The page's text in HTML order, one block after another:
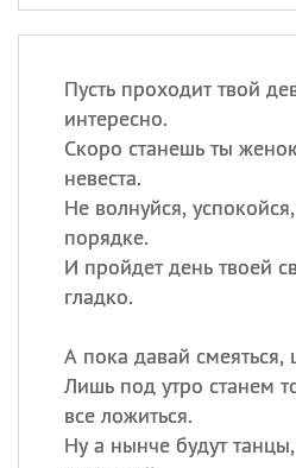
Пусть проходит твой
интересно.
Скоро станешь ты
невеста.
Не волнуйся,
порядке.
И пройдет день твоей
гладко.
А пока давай смеяться,
Лишь под утро станем
все ложиться.
Ну а нынче будут